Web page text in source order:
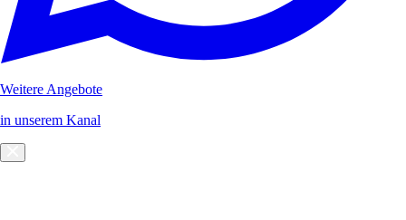
Weitere Angebote
in unserem Kanal